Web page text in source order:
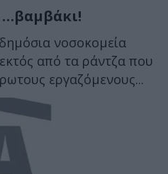
νοσοκομεία
από τα ράντζα που
εργαζόμενους...